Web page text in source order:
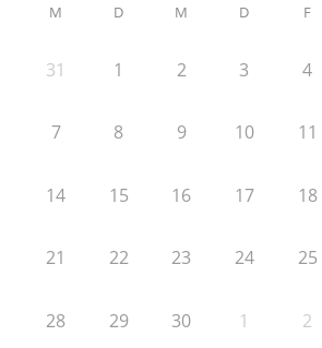
M D M D F
31 1 2 3 4
7 8 9 10 11
14 15 16 17 18
21 22 23 24 25
28 29 30 1 2